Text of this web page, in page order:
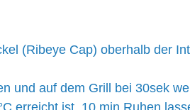
(Ribeye Cap) oberhalb der
und auf dem Grill bei 30sek
erreicht ist. 10 min Ruhen